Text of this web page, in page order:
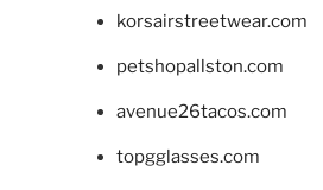
korsairstreetwear.com
petshopallston.com
avenue26tacos.com
topgglasses.com